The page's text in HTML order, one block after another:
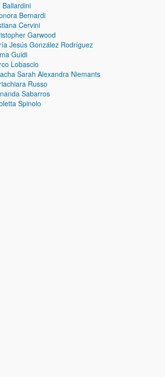
Ballardini
Bernardi
Cervini
Garwood
Jesús González Rodríguez
Guidi
Lobascio
Sarah Alexandra Niemants
Russo
Sabarros
Spinolo